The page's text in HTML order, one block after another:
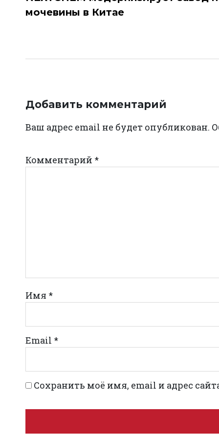
записям
мочевины в Китае
Добавить комментарий
Ваш адрес email не будет опубликован.
Комментарий *
Имя *
Email *
Сохранить моё имя, email и адрес